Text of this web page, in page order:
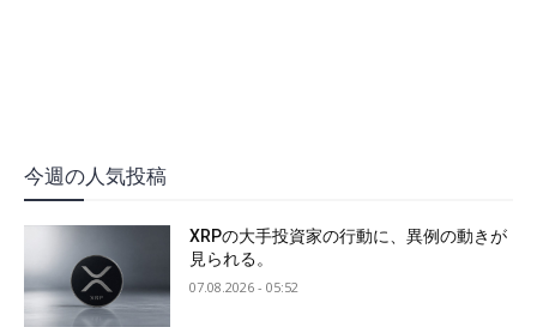
今週の人気投稿
XRPの大手投資家の行動に、異例の動きが
見られる。
07.08.2026 - 05:52